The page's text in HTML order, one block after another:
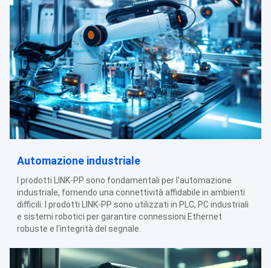
Automazione industriale
I prodotti LINK-PP sono fondamentali per l'automazione
industriale, fornendo una connettività affidabile in ambienti
difficili. I prodotti LINK-PP sono utilizzati in PLC, PC industriali
e sistemi robotici per garantire connessioni Ethernet
robuste e l'integrità del segnale.